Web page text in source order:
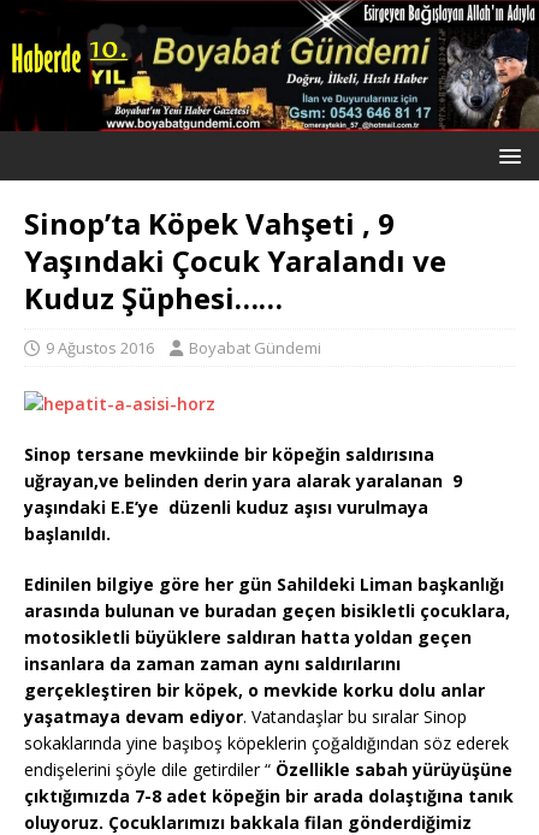
Sinop’ta Köpek Vahşeti , 9
Yaşındaki Çocuk Yaralandı ve
Kuduz Şüphesi……
9 Ağustos 2016 Boyabat Gündemi
Sinop tersane mevkiinde bir köpeğin saldırısına
uğrayan,ve belinden derin yara alarak yaralanan 9
yaşındaki E.E’ye düzenli kuduz aşısı vurulmaya
başlanıldı.
Edinilen bilgiye göre her gün Sahildeki Liman başkanlığı
arasında bulunan ve buradan geçen bisikletli çocuklara,
motosikletli büyüklere saldıran hatta yoldan geçen
insanlara da zaman zaman aynı saldırılarını
gerçekleştiren bir köpek, o mevkide korku dolu anlar
yaşatmaya devam ediyor. Vatandaşlar bu sıralar Sinop
sokaklarında yine başıboş köpeklerin çoğaldığından söz ederek
endişelerini şöyle dile getirdiler “ Özellikle sabah yürüyüşüne
çıktığımızda 7-8 adet köpeğin bir arada dolaştığına tanık
oluyoruz. Çocuklarımızı bakkala filan gönderdiğimiz